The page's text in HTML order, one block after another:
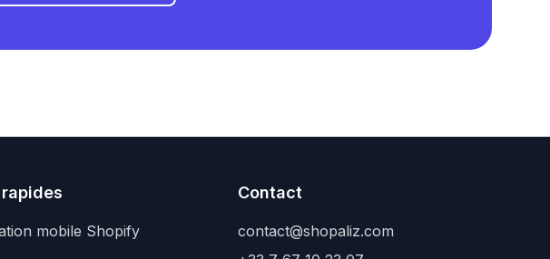
mobile Shopify
Contact
contact@shopaliz.com